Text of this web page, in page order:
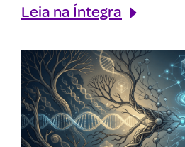
Leia na Íntegra